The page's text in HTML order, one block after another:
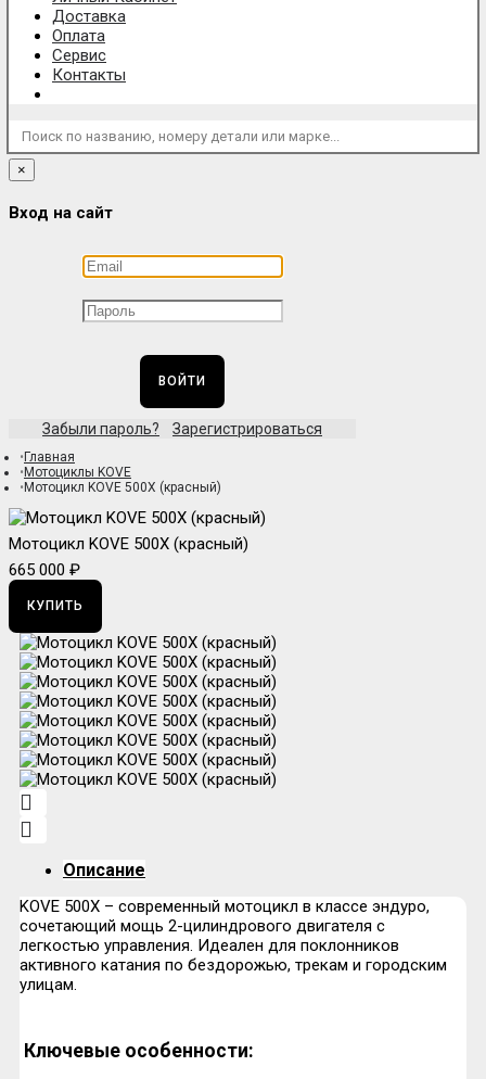
Доставка
Оплата
Сервис
Контакты
Поиск по названию, номеру детали или марке...
×
Вход на сайт
ВОЙТИ
Забыли пароль? Зарегистрироваться
Главная
Мотоциклы KOVE
Мотоцикл KOVE 500X (красный)
Мотоцикл KOVE 500X (красный)
665 000 ₽
КУПИТЬ
Описание
KOVE 500X – современный мотоцикл в классе эндуро,
сочетающий мощь 2-цилиндрового двигателя с
легкостью управления. Идеален для поклонников
активного катания по бездорожью, трекам и городским
улицам.
Ключевые особенности: